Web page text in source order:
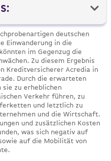
deutschen
Einwanderung in die
im Gegenzug die
Zu diesem Ergebnis
Kreditversicherer Acredia in
Durch die erwarteten
zu erheblichen
Verkehr führen, zu
und letztlich zu
und die Wirtschaft.
und zusätzlichen Kosten
was sich negativ auf
auf die Mobilität von